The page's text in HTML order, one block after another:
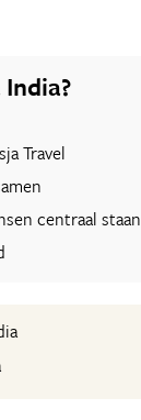
Travel
centraal staan